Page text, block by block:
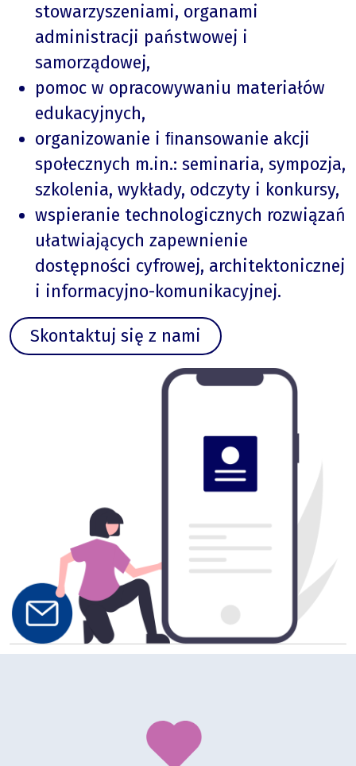
stowarzyszeniami, organami
administracji państwowej i
samorządowej,
pomoc w opracowywaniu materiałów
edukacyjnych,
organizowanie i ﬁnansowanie akcji
społecznych m.in.: seminaria, sympozja,
szkolenia, wykłady, odczyty i konkursy,
wspieranie technologicznych rozwiązań
ułatwiających zapewnienie
dostępności cyfrowej, architektonicznej
i informacyjno-komunikacyjnej.
Skontaktuj się z nami